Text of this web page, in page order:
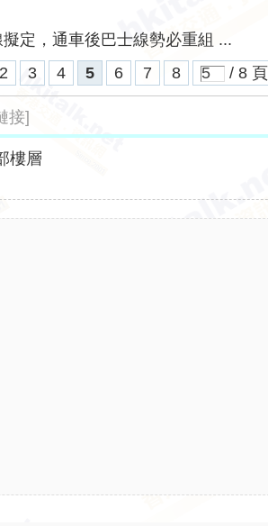
定，通車後巴士線勢必重組 ...
2 3 4 5 6 7 8 / 8 頁
接]
樓層